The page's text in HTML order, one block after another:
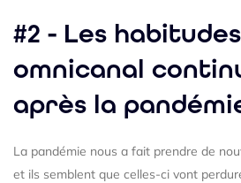
#2 - Les
omnicanal
après la
La pandémie nous a fait prendre de
et ils semblent que celles-ci vont